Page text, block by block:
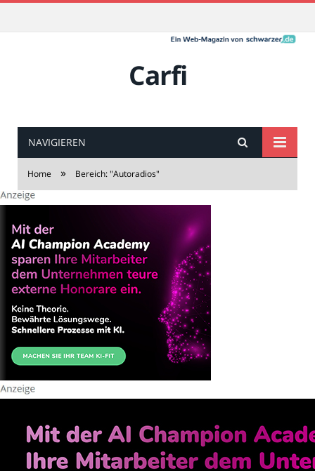
Carfi
NAVIGIEREN
Home » Bereich: "Autoradios"